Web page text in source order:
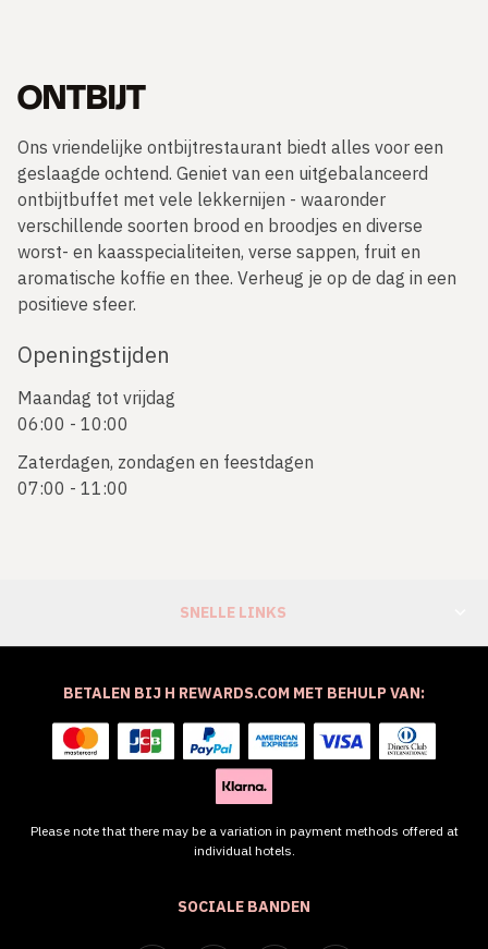
ONTBIJT
Ons vriendelijke ontbijtrestaurant biedt alles voor een
geslaagde ochtend. Geniet van een uitgebalanceerd
ontbijtbuffet met vele lekkernijen - waaronder
verschillende soorten brood en broodjes en diverse
worst- en kaasspecialiteiten, verse sappen, fruit en
aromatische koffie en thee. Verheug je op de dag in een
positieve sfeer.
Openingstijden
Maandag tot vrijdag
06:00 - 10:00
Zaterdagen, zondagen en feestdagen
07:00 - 11:00
SNELLE LINKS
SOCIALE BANDEN
BETALEN BIJ H REWARDS.COM MET BEHULP VAN:
Please note that there may be a variation in payment methods offered at
individual hotels.